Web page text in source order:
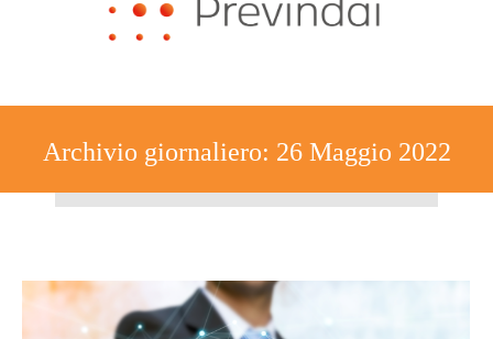
Archivio giornaliero: 26 Maggio 2022